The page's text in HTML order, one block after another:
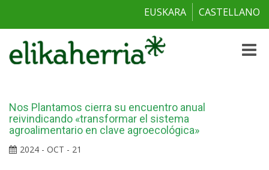
EUSKARA CASTELLANO
Toggle
Nos Plantamos cierra su encuentro anual
reivindicando «transformar el sistema
agroalimentario en clave agroecológica»
2024 - OCT - 21